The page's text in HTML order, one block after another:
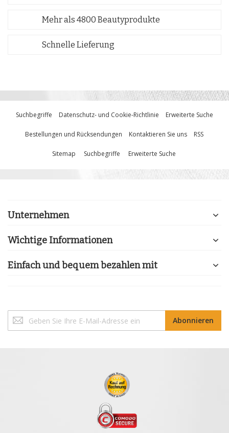
Mehr als 4800 Beautyprodukte
Schnelle Lieferung
Suchbegriffe Datenschutz- und Cookie-Richtlinie Erweiterte Suche
Bestellungen und Rücksendungen Kontaktieren Sie uns RSS
Sitemap Suchbegriffe Erweiterte Suche
Unternehmen
Wichtige Informationen
Einfach und bequem bezahlen mit
Sie
sich
Abonnieren